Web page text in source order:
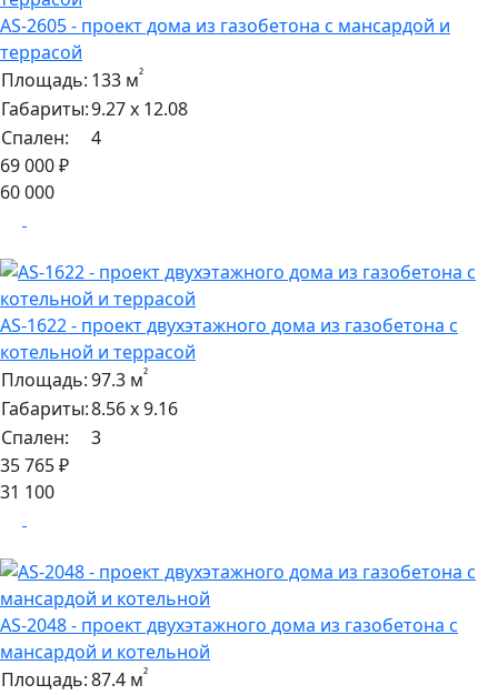
AS-2605 - проект дома из газобетона с мансардой и
террасой
Площадь: 133 м²
Габариты:9.27 х 12.08
Спален:
4
69 000 ₽
60 000
AS-1622 - проект двухэтажного дома из газобетона с
котельной и террасой
Площадь:97.3 м²
Габариты:8.56 х 9.16
Спален:
3
35 765 ₽
31 100
AS-2048 - проект двухэтажного дома из газобетона с
мансардой и котельной
Площадь:87.4 м²